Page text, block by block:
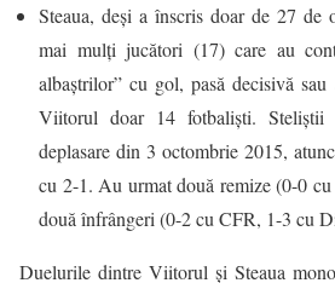
Steaua, deşi a înscris doar de 27
mai mulţi jucători (17) care au
albaştrilor” cu gol, pasă decisivă
Viitorul doar 14 fotbaliști.
deplasare din 3 octombrie 2015,
cu 2-1. Au urmat două remize (0-0
două înfrângeri (0-2 cu CFR, 1-3 cu
Duelurile dintre Viitorul şi Steaua